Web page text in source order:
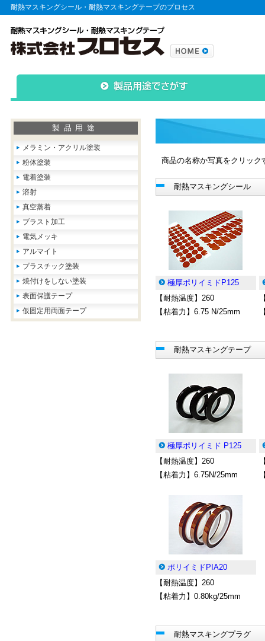
耐熱マスキングシール・耐熱マスキングテープのプロセス
製品用途
メラミン・アクリル塗装
粉体塗装
電着塗装
溶射
真空蒸着
ブラスト加工
電気メッキ
アルマイト
プラスチック塗装
焼付けをしない塗装
表面保護テープ
仮固定用両面テープ
商品の名称か写真をクリック
耐熱マスキングシール
極厚ポリイミドP125
【耐熱温度】260
【粘着力】6.75 N/25mm
耐熱マスキングテープ
極厚ポリイミド P125
【耐熱温度】260
【粘着力】6.75N/25mm
ポリイミドPIA20
【耐熱温度】260
【粘着力】0.80kg/25mm
耐熱マスキングプラグ